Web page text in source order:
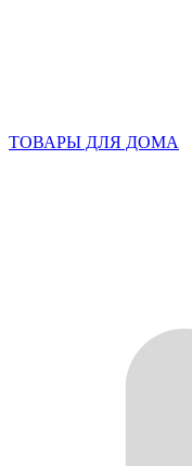
ТОВАРЫ ДЛЯ ДОМА